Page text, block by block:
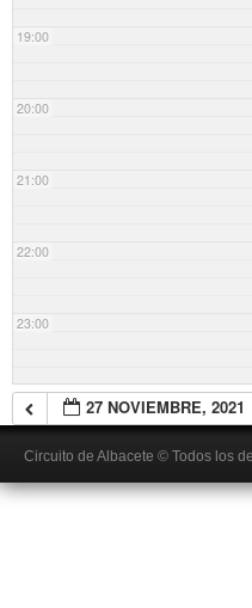
19:00
20:00
21:00
22:00
23:00
27 NOVIEMBRE, 2021
Circuito de Albacete © Todos los